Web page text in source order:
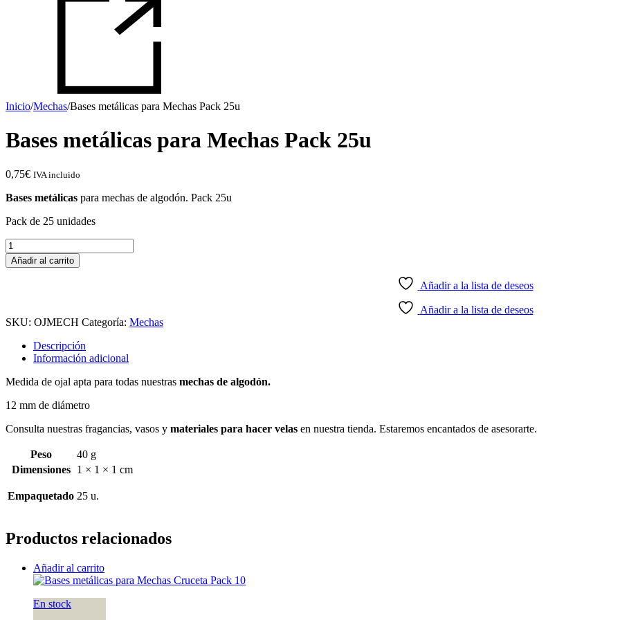
Inicio/Mechas/Bases metálicas para Mechas Pack 25u
Bases metálicas para Mechas Pack 25u
0,75€ IVA incluido
Bases metálicas para mechas de algodón. Pack 25u
Pack de 25 unidades
Bases
metálicas
para
cantidad
Añadir al carrito
Añadir a la lista de deseos
Añadir a la lista de deseos
SKU: OJMECH Categoría: Mechas
Descripción
Información adicional
Medida de ojal apta para todas nuestras mechas de algodón.
12 mm de diámetro
Consulta nuestras fragancias, vasos y materiales para hacer velas en nuestra tienda. Estaremos encantados de asesorarte.
Peso
40 g
Dimensiones
1 × 1 × 1 cm
Empaquetado 25 u.
Productos relacionados
Añadir al carrito
En stock